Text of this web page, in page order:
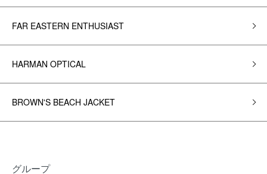
FAR EASTERN ENTHUSIAST
HARMAN OPTICAL
BROWN'S BEACH JACKET
グループ